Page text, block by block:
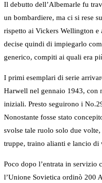
Il debutto dell’Albemarle fu
un bombardiere, ma ci si rese
rispetto ai Vickers Wellington
decise quindi di impiegarlo
generico, compiti ai quali era
I primi esemplari di serie
Harwell nel gennaio 1943, con
iniziali. Presto seguirono i
Nonostante fosse stato
svolse tale ruolo solo due
truppe, traino alianti e lancio
Poco dopo l’entrata in servizio
l’Unione Sovietica ordinò 200